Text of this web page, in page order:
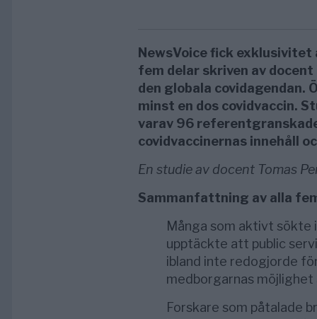
NewsVoice fick
fem delar skriven av docent
den globala covidagendan.
minst en dos covidvaccin.
varav 96
covidvaccinernas innehåll
En studie av docent Tomas
Sammanfattning av alla
Många som aktivt sökte
upptäckte att public
ibland inte redogjorde
medborgarnas
Forskare som påtalade